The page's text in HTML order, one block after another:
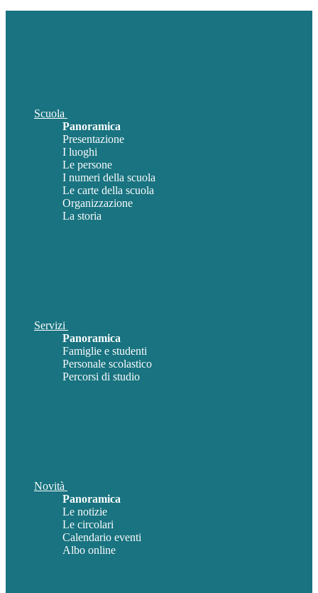
Scuola
Panoramica
Presentazione
I luoghi
Le persone
I numeri della scuola
Le carte della scuola
Organizzazione
La storia
Servizi
Panoramica
Famiglie e studenti
Personale scolastico
Percorsi di studio
Novità
Panoramica
Le notizie
Le circolari
Calendario eventi
Albo online